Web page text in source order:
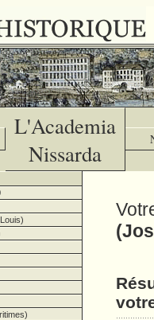
L'Academia
Nissarda